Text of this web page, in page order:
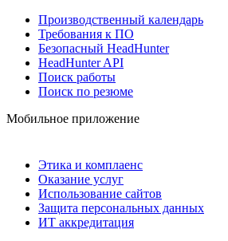
Производственный календарь
Требования к ПО
Безопасный HeadHunter
HeadHunter API
Поиск работы
Поиск по резюме
Мобильное приложение
Этика и комплаенс
Оказание услуг
Использование сайтов
Защита персональных данных
ИТ аккредитация